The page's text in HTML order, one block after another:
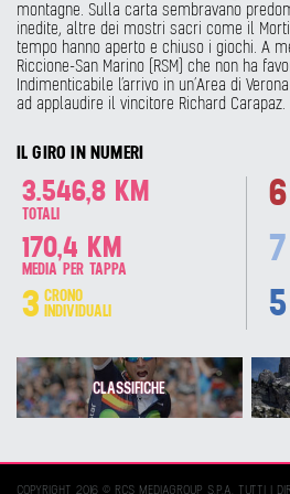
montagne. Sulla carta sembravano
inedite, altre dei mostri sacri come il
tempo hanno aperto e chiuso i giochi. A
Riccione-San Marino (RSM) che non ha
Indimenticabile l’arrivo in un’Area di
ad applaudire il vincitore Richard Carapaz.
IL GIRO IN NUMERI
3.546,8 KM
TOTALI
170,4 KM
MEDIA PER TAPPA
3 CRONO
INDIVIDUALI
6
7
5
CLASSIFICHE
COPYRIGHT 2016 © RCS MEDIAGROUP S.P.A. TUTTI I